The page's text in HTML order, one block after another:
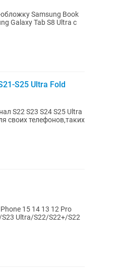
Samsung Book
Galaxy Tab S8 Ultra с
S25 Ultra Fold
S22 S23 S24 S25 Ultra
15 14 13 12 Pro
S23 Ultra/S22/S22+/S22